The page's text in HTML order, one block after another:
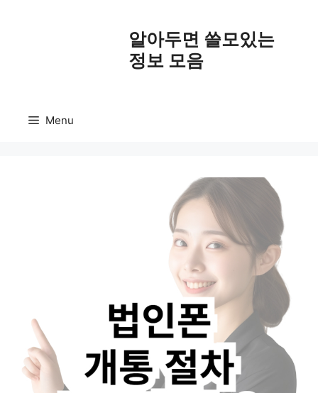
알아두면 쓸모있는
정보 모음
Menu